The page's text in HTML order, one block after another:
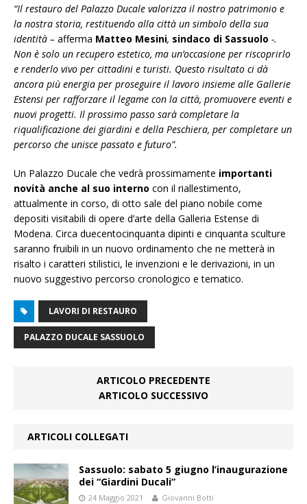
“Il restauro del Palazzo Ducale valorizza il nostro patrimonio e
la nostra storia, restituendo alla città un simbolo della sua
identità – afferma Matteo Mesini, sindaco di Sassuolo -.
Non è solo un recupero estetico, ma un’occasione per riscoprirlo
e renderlo vivo per cittadini e turisti. Questo risultato ci dà
ancora più energia per proseguire il lavoro insieme alle Gallerie
Estensi per rafforzare il legame con la città, promuovere eventi e
nuovi progetti. Il prossimo passo sarà completare la
riqualificazione dei giardini e della Peschiera, per completare un
percorso che unisce passato e futuro”.
Un Palazzo Ducale che vedrà prossimamente importanti
novità anche al suo interno con il riallestimento,
attualmente in corso, di otto sale del piano nobile come
depositi visitabili di opere d’arte della Galleria Estense di
Modena. Circa duecentocinquanta dipinti e cinquanta sculture
saranno fruibili in un nuovo ordinamento che ne metterà in
risalto i caratteri stilistici, le invenzioni e le derivazioni, in un
nuovo suggestivo percorso cronologico e tematico.
LAVORI DI RESTAURO
PALAZZO DUCALE SASSUOLO
ARTICOLO PRECEDENTE
ARTICOLO SUCCESSIVO
ARTICOLI COLLEGATI
Sassuolo: sabato 5 giugno l’inaugurazione
dei “Giardini Ducali”
24 Maggio 2021 Giovanni Botti